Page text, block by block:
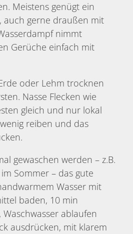
Meistens genügt ein
auch gerne draußen mit
nimmt
Gerüche einfach mit
oder Lehm trocknen
Nasse Flecken wie
gleich und nur lokal
reiben und das
gewaschen werden – z.B.
Sommer – das gute
Wasser mit
baden, 10 min
ablaufen
ausdrücken, mit klarem